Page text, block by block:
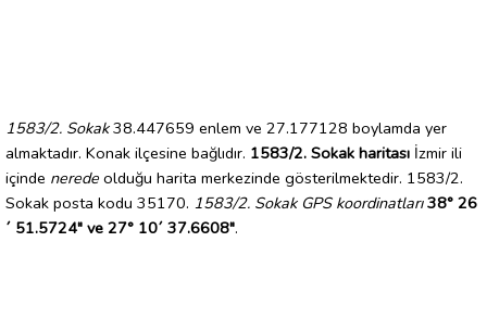
1583/2. Sokak38.447659 enlem ve 27.177128 boylamda yer
almaktadır. Konak ilçesine bağlıdır. 1583/2. Sokak haritası İzmir ili
içinde nerede olduğu harita merkezinde gösterilmektedir. 1583/2.
Sokak posta kodu 35170. 1583/2. Sokak GPS koordinatları 38° 26
´ 51.5724" ve 27° 10´ 37.6608".